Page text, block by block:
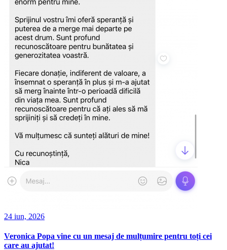
24 iun, 2026
Veronica Popa vine cu un mesaj de mulțumire pentru toți cei
care au ajutat!